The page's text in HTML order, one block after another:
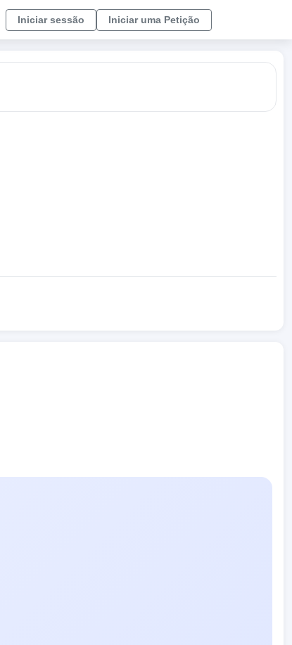
Iniciar sessão Iniciar uma Petição